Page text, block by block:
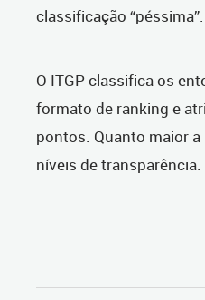
classificação “péssima”.
O ITGP classifica os
formato de ranking e
pontos. Quanto maior
níveis de transparência.